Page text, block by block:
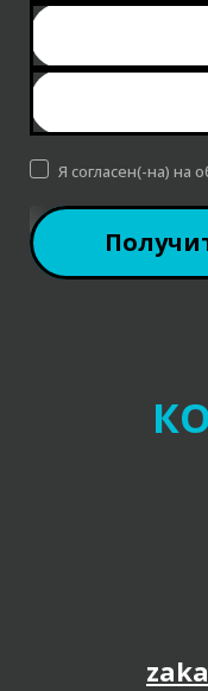
Я согласен(-на) на